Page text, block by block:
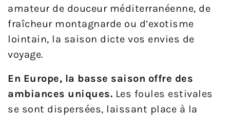
amateur de douceur méditerranéenne, de
fraîcheur montagnarde ou d’exotisme
lointain, la saison dicte vos envies de
voyage.
En Europe, la basse saison offre des
ambiances uniques. Les foules estivales
se sont dispersées, laissant place à la